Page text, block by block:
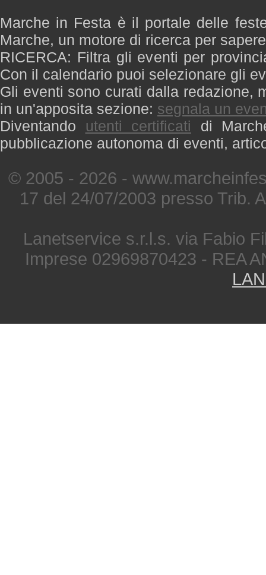
Marche in Festa è il portale delle
Marche, un motore di ricerca per
RICERCA: Filtra gli eventi per
Con il calendario puoi selezionare gli
Gli eventi sono curati dalla redazione,
in un'apposita sezione: segnala un
Diventando utenti certificati di
pubblicazione autonoma di eventi,
© 2005 - 2026 -
17 del 24/07/2003 presso Trib.
Lanetservice s.r.l.s. via Fabio
Imprese 02969870423 - REA